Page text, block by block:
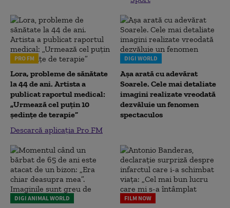
PRO FM
Lora, probleme de sănătate
la 44 de ani. Artista a
publicat raportul medical:
„Urmează cel puțin 10
ședințe de terapie”
Descarcă aplicația Pro FM
DIGI WORLD
Așa arată cu adevărat
Soarele. Cele mai detaliate
imagini realizate vreodată
dezvăluie un fenomen
spectaculos
DIGI ANIMAL WORLD FILM NOW